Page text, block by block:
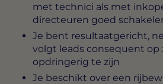
met technici als met
directeuren goed
Je bent resultaatgericht,
volgt leads consequent op
opdringerig te zijn
Je beschikt over een